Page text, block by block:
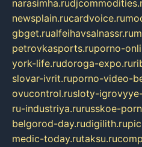
narasimha.ru
newsplain.rucardvoice.ru
gbget.rualfeihavsalnassr.ru
petrovkasports.ruporno-
york-life.rudoroga-expo.ru
slovar-ivrit.ruporno-video-
ovucontrol.rusloty-
ru-industriya.rurusskoe-
belgorod-day.rudigilith.ru
medic-today.rutaksu.ru